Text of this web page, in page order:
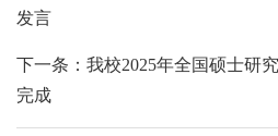
发言
下一条：我校2025年全国硕士研
完成